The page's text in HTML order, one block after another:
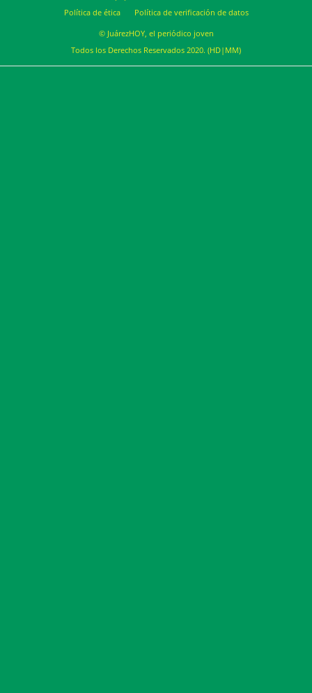
Política de ética
Política de verificación de datos
© JuárezHOY, el periódico joven
Todos los Derechos Reservados 2020. (HD|MM)